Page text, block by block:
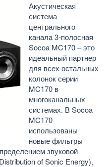
Акустическая
система
центрального
канала 3-полосная
Socoa MC170 – это
идеальный партнер
для всех остальных
колонок серии
MC170 в
многоканальных
системах. В Socoa
MC170
использованы
новые фильтры
звуковой
of Sonic Energy),